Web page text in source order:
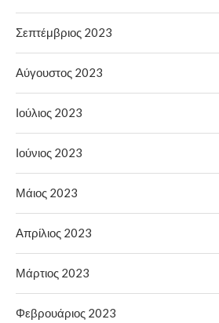
Σεπτέμβριος 2023
Αύγουστος 2023
Ιούλιος 2023
Ιούνιος 2023
Μάιος 2023
Απρίλιος 2023
Μάρτιος 2023
Φεβρουάριος 2023